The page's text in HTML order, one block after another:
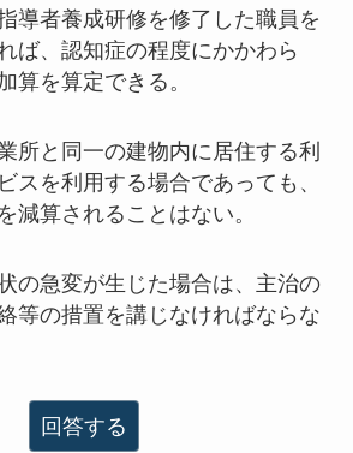
導者養成研修を修了した職員を
ば、認知症の程度にかかわら
算を算定できる。
所と同一の建物内に居住する利
スを利用する場合であっても、
減算されることはない。
の急変が生じた場合は、主治の
等の措置を講じなければならな
回答する